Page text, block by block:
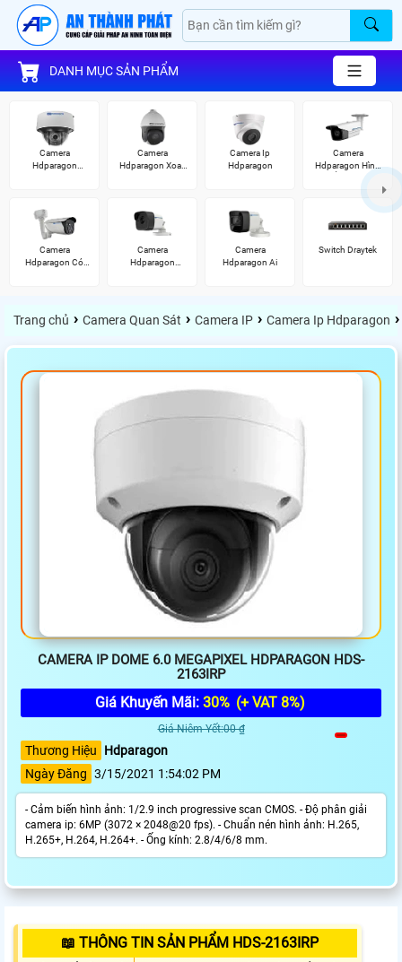
DANH MỤC SẢN PHẨM
Camera
Hdparagon
Camera
Hdparagon Xoay
Camera Ip
Hdparagon
Camera
Hdparagon Hình
Camera
Hdparagon Có
Camera
Hdparagon
Camera
Hdparagon Ai
Switch Draytek
Trang chủ › Camera Quan Sát › Camera IP › Camera Ip Hdparagon ›
CAMERA IP DOME 6.0 MEGAPIXEL HDPARAGON HDS-
2163IRP
Giá Khuyến Mãi: 30% (+ VAT 8%)
Giá Niêm Yết:00 ₫
Thương Hiệu
Hdparagon
Ngày Đăng 3/15/2021 1:54:02 PM
- Cảm biến hình ảnh: 1/2.9 inch progressive scan CMOS. - Độ phân giải
camera ip: 6MP (3072 × 2048@20 fps). - Chuẩn nén hình ảnh: H.265,
H.265+, H.264, H.264+. - Ống kính: 2.8/4/6/8 mm.
📖 THÔNG TIN SẢN PHẨM HDS-2163IRP